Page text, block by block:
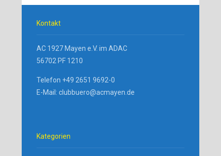
Kontakt
AC 1927 Mayen e.V. im ADAC
56702 PF 1210
Telefon +49 2651 9692-0
E-Mail: clubbuero@acmayen.de
Kategorien